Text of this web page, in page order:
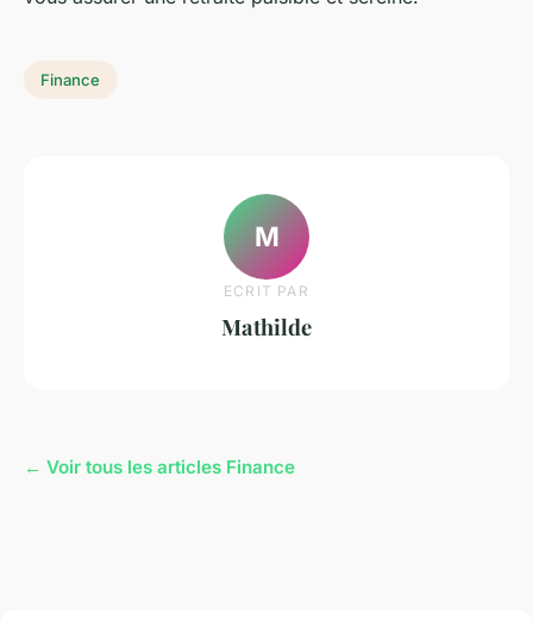
Finance
M
ECRIT PAR
Mathilde
← Voir tous les articles Finance